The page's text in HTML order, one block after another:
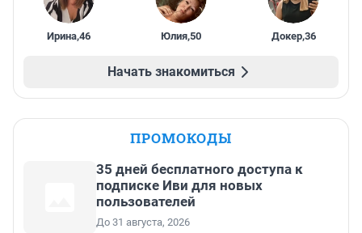
Ирина,46 Юлия,50 Докер,36
Начать знакомиться
ПРОМОКОДЫ
35 дней бесплатного доступа к
подписке Иви для новых
пользователей
До 31 августа, 2026